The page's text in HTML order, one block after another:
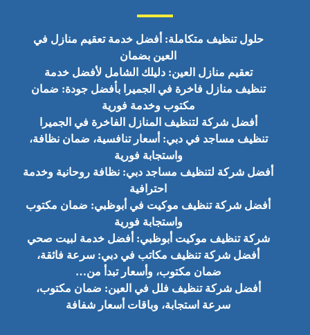
حلول تنظيف متكاملة: أفضل خدمة تعقيم منازل في
العين بضمان
تعقيم منازل العين: دليلك الشامل لأفضل خدمة
تنظيف منازل فاخرة في الجميرا بأفضل جودة: ضمان
مكتوب وخدمة فورية
أفضل شركة لتنظيف المنازل الفاخرة في الجميرا
تنظيف مساجد في دبي: أسعار تنافسية، ضمان نظافة،
واستجابة فورية
أفضل شركة لتنظيف مساجد دبي: نظافة روحانية وخدمة
احترافية
أفضل شركة تنظيف موكيت في أبوظبي: ضمان مكتوب
واستجابة فورية
شركة تنظيف موكيت أبوظبي: أفضل خدمة لبيت صحي
أفضل شركة تنظيف مكاتب في دبي: سرعة فائقة،
ضمان مكتوب، وأسعار تبدأ من…
أفضل شركة تنظيف فلل في العين: ضمان مكتوب،
سرعة استجابة، وباقات أسعار شفافة